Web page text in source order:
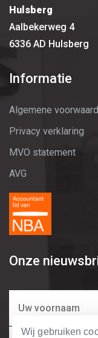
Wij gebruiken
Hulsberg
Aalbekerweg 4
6336 AD Hulsberg
Informatie
Algemene
Privacy verklaring
MVO statement
AVG
Onze